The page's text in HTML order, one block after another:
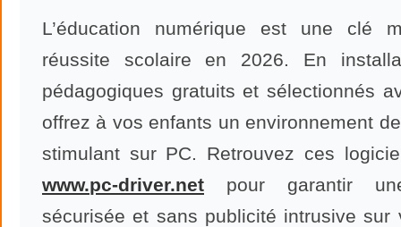
L’éducation numérique est une clé
réussite scolaire en 2026. En
pédagogiques gratuits et sélectionnés
offrez à vos enfants un environnement
stimulant sur PC. Retrouvez ces
www.pc-driver.net pour garantir
sécurisée et sans publicité intrusive sur